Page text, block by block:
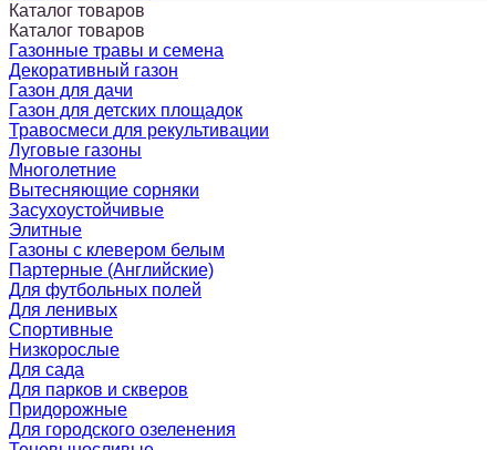
Каталог товаров
Каталог товаров
Газонные травы и семена
Декоративный газон
Газон для дачи
Газон для детских площадок
Травосмеси для рекультивации
Луговые газоны
Многолетние
Вытесняющие сорняки
Засухоустойчивые
Элитные
Газоны с клевером белым
Партерные (Английские)
Для футбольных полей
Для ленивых
Спортивные
Низкорослые
Для сада
Для парков и скверов
Придорожные
Для городского озеленения